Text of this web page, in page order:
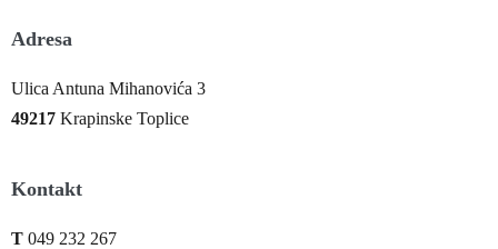
Adresa
Ulica Antuna Mihanovića 3
49217 Krapinske Toplice
Kontakt
T 049 232 267